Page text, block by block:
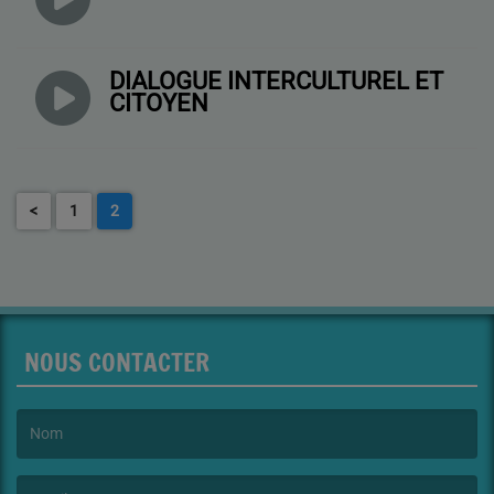
DIALOGUE INTERCULTUREL ET
CITOYEN
< 1 2
NOUS CONTACTER